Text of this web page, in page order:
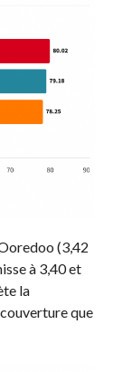
(3,42
à 3,40 et
la
que